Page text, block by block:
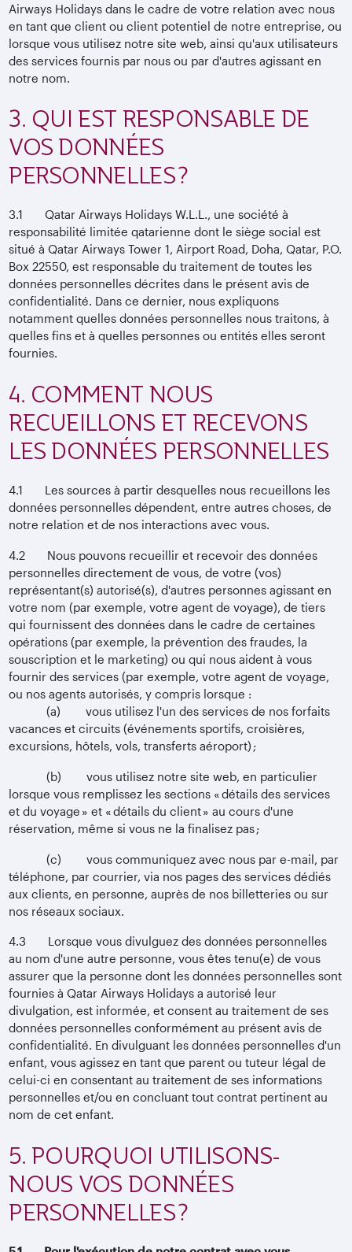
Airways Holidays dans le cadre de votre relation avec nous
en tant que client ou client potentiel de notre entreprise, ou
lorsque vous utilisez notre site web, ainsi qu'aux utilisateurs
des services fournis par nous ou par d'autres agissant en
notre nom.
3. QUI EST RESPONSABLE DE
VOS DONNÉES
PERSONNELLES ?
3.1 Qatar Airways Holidays W.L.L., une société à
responsabilité limitée qatarienne dont le siège social est
situé à Qatar Airways Tower 1, Airport Road, Doha, Qatar, P.O.
Box 22550, est responsable du traitement de toutes les
données personnelles décrites dans le présent avis de
confidentialité. Dans ce dernier, nous expliquons
notamment quelles données personnelles nous traitons, à
quelles fins et à quelles personnes ou entités elles seront
fournies.
4. COMMENT NOUS
RECUEILLONS ET RECEVONS
LES DONNÉES PERSONNELLES
4.1 Les sources à partir desquelles nous recueillons les
données personnelles dépendent, entre autres choses, de
notre relation et de nos interactions avec vous.
4.2 Nous pouvons recueillir et recevoir des données
personnelles directement de vous, de votre (vos)
représentant(s) autorisé(s), d'autres personnes agissant en
votre nom (par exemple, votre agent de voyage), de tiers
qui fournissent des données dans le cadre de certaines
opérations (par exemple, la prévention des fraudes, la
souscription et le marketing) ou qui nous aident à vous
fournir des services (par exemple, votre agent de voyage,
ou nos agents autorisés, y compris lorsque :
(a) vous utilisez l'un des services de nos forfaits
vacances et circuits (événements sportifs, croisières,
excursions, hôtels, vols, transferts aéroport) ;
(b) vous utilisez notre site web, en particulier
lorsque vous remplissez les sections « détails des services
et du voyage » et « détails du client » au cours d'une
réservation, même si vous ne la finalisez pas ;
(c) vous communiquez avec nous par e-mail, par
téléphone, par courrier, via nos pages des services dédiés
aux clients, en personne, auprès de nos billetteries ou sur
nos réseaux sociaux.
4.3 Lorsque vous divulguez des données personnelles
au nom d'une autre personne, vous êtes tenu(e) de vous
assurer que la personne dont les données personnelles sont
fournies à Qatar Airways Holidays a autorisé leur
divulgation, est informée, et consent au traitement de ses
données personnelles conformément au présent avis de
confidentialité. En divulguant les données personnelles d'un
enfant, vous agissez en tant que parent ou tuteur légal de
celui-ci en consentant au traitement de ses informations
personnelles et/ou en concluant tout contrat pertinent au
nom de cet enfant.
5. POURQUOI UTILISONS-
NOUS VOS DONNÉES
PERSONNELLES ?